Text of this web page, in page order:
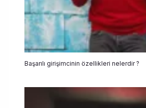
Başarılı girişimcinin özellikleri nelerdir ?